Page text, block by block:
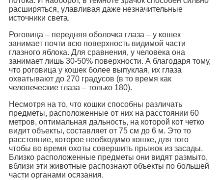
расширяться, улавливая даже незначительные
источники света.
Роговица – передняя оболочка глаза – у кошек
занимает почти всю поверхность видимой части
глазного яблока. Для сравнения, у человека она
занимает лишь 30-50% поверхности. А благодаря тому,
что роговица у кошек более выпуклая, их глаза
охватывают до 270 градусов (в то время как
человеческие глаза – только 180).
Несмотря на то, что кошки способны различать
предметы, расположенные от них на расстоянии 60
метров, оптимальная дальность, на которой кот четко
видит объекты, составляет от 75 см до 6 м. Это то
расстояние, которое необходимо кошке, для того
чтобы во время охоты совершить прыжок из засады.
Близко расположенные предметы они видят размыто,
вблизи эти животные распознают объекты по большей
части органами осязания.